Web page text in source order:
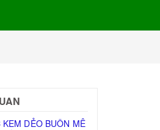
DẺO BUÔN MÊ